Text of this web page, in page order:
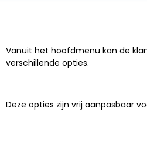
Vanuit het hoofdmenu kan de
verschillende opties.
Deze opties zijn vrij aanpasbaar